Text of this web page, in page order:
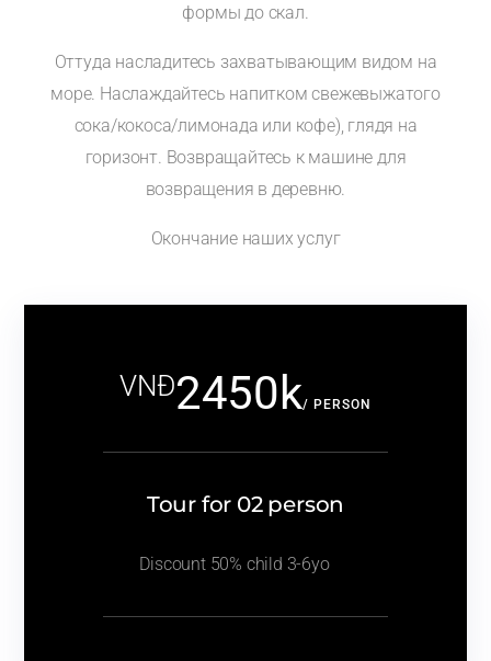
формы до скал.
Оттуда насладитесь захватывающим видом на
море. Наслаждайтесь напитком свежевыжатого
сока/кокоса/лимонада или кофе), глядя на
горизонт. Возвращайтесь к машине для
возвращения в деревню.
Окончание наших услуг
VNĐ2450k/ PERSON
Tour for 02 person
Discount 50% child 3-6yo